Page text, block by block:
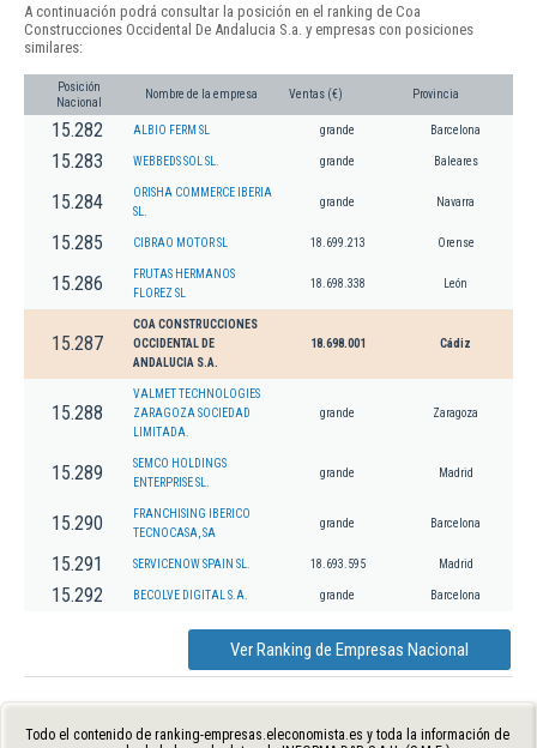
A continuación podrá consultar la posición en el ranking de Coa
Construcciones Occidental De Andalucia S.a. y empresas con posiciones
similares:
Posición
Nacional
Nombre de la empresa Ventas (€) Provincia
15.282 ALBIO FERM SL grande Barcelona
15.283 WEBBEDS SOL SL. grande Baleares
15.284
ORISHA COMMERCE IBERIA
SL.
grande Navarra
15.285 CIBRAO MOTOR SL 18.699.213 Orense
15.286
FRUTAS HERMANOS
FLOREZ SL
18.698.338 León
15.287
COA CONSTRUCCIONES
OCCIDENTAL DE
ANDALUCIA S.A.
18.698.001 Cádiz
15.288
VALMET TECHNOLOGIES
ZARAGOZA SOCIEDAD
LIMITADA.
grande Zaragoza
15.289
SEMCO HOLDINGS
ENTERPRISE SL.
grande Madrid
15.290
FRANCHISING IBERICO
TECNOCASA, SA
grande Barcelona
15.291 SERVICENOW SPAIN SL. 18.693.595 Madrid
15.292 BECOLVE DIGITAL S.A. grande Barcelona
Ver Ranking de Empresas Nacional
Todo el contenido de ranking-empresas.eleconomista.es y toda la información de